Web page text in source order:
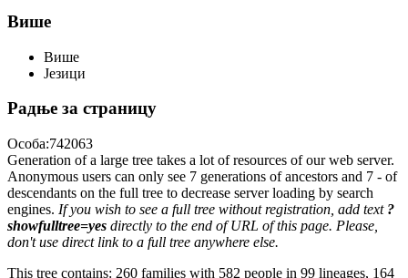
Више
Више
Језици
Радње за страницу
Особа:742063
Generation of a large tree takes a lot of resources of our web server.
Anonymous users can only see 7 generations of ancestors and 7 - of
descendants on the full tree to decrease server loading by search
engines. If you wish to see a full tree without registration, add text ?
showfulltree=yes directly to the end of URL of this page. Please,
don't use direct link to a full tree anywhere else.
This tree contains: 260 families with 582 people in 99 lineages, 164